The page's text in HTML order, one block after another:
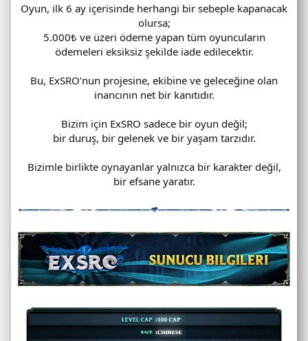
Oyun, ilk 6 ay içerisinde herhangi bir sebeple kapanacak
olursa;
5.000₺ ve üzeri ödeme yapan tüm oyuncuların
ödemeleri eksiksiz şekilde iade edilecektir.
Bu, ExSRO’nun projesine, ekibine ve geleceğine olan
inancının net bir kanıtıdır.
Bizim için ExSRO sadece bir oyun değil;
bir duruş, bir gelenek ve bir yaşam tarzıdır.
Bizimle birlikte oynayanlar yalnızca bir karakter değil,
bir efsane yaratır.